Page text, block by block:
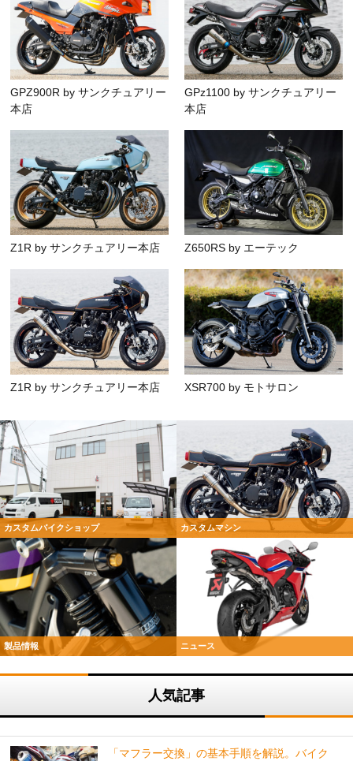
GPZ900R by サンクチュアリー
本店
GPz1100 by サンクチュアリー
本店
Z1R by サンクチュアリー本店 Z650RS by エーテック
Z1R by サンクチュアリー本店 XSR700 by モトサロン
カスタムバイクショップ カスタムマシン
製品情報 ニュース
人気記事
「マフラー交換」の基本手順を解説。バイク